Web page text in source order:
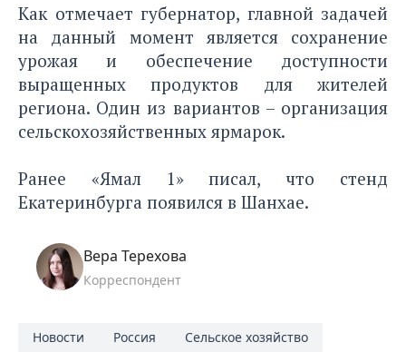
Как отмечает губернатор, главной задачей
на данный момент является сохранение
урожая и обеспечение доступности
выращенных продуктов для жителей
региона. Один из вариантов – организация
сельскохозяйственных ярмарок.
Ранее «Ямал 1» писал, что стенд
Екатеринбурга появился в Шанхае.
Вера Терехова
Корреспондент
Новости Россия Сельское хозяйство